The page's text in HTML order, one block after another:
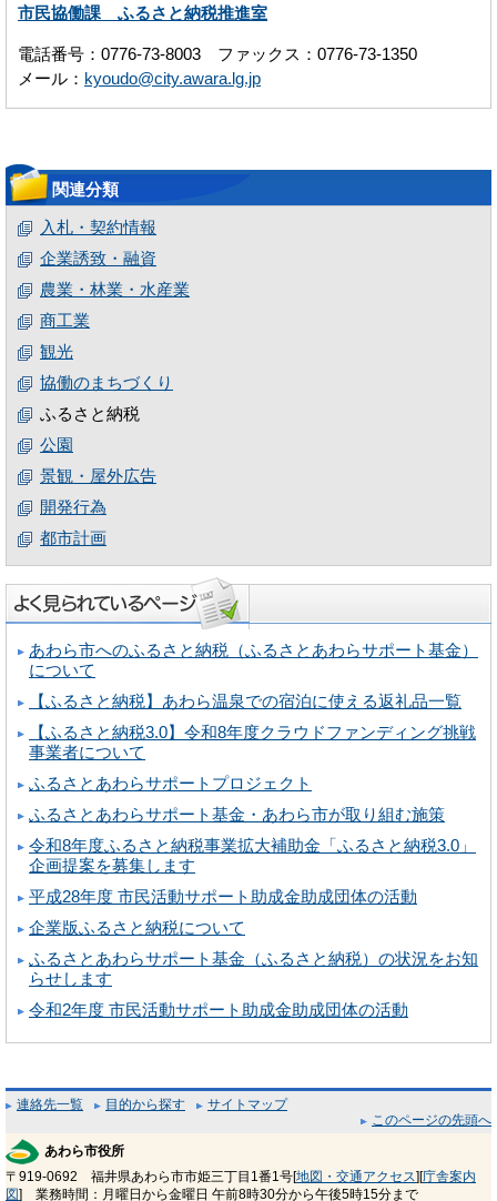
市民協働課 ふるさと納税推進室
電話番号：0776-73-8003 ファックス：0776-73-1350
メール： kyoudo@city.awara.lg.jp
関連分類
入札・契約情報
企業誘致・融資
農業・林業・水産業
商工業
観光
協働のまちづくり
ふるさと納税
公園
景観・屋外広告
開発行為
都市計画
あわら市へのふるさと納税（ふるさとあわらサポート基金）
について
【ふるさと納税】あわら温泉での宿泊に使える返礼品一覧
【ふるさと納税3.0】令和8年度クラウドファンディング挑戦
事業者について
ふるさとあわらサポートプロジェクト
ふるさとあわらサポート基金・あわら市が取り組む施策
令和8年度ふるさと納税事業拡大補助金「ふるさと納税3.0」
企画提案を募集します
平成28年度 市民活動サポート助成金助成団体の活動
企業版ふるさと納税について
ふるさとあわらサポート基金（ふるさと納税）の状況をお知
らせします
令和2年度 市民活動サポート助成金助成団体の活動
連絡先一覧 目的から探す
サイトマップ
このページの先頭へ
あわら市役所
〒919-0692 福井県あわら市市姫三丁目1番1号[地図・交通アクセス][庁舎案内
図] 業務時間：月曜日から金曜日 午前8時30分から午後5時15分まで